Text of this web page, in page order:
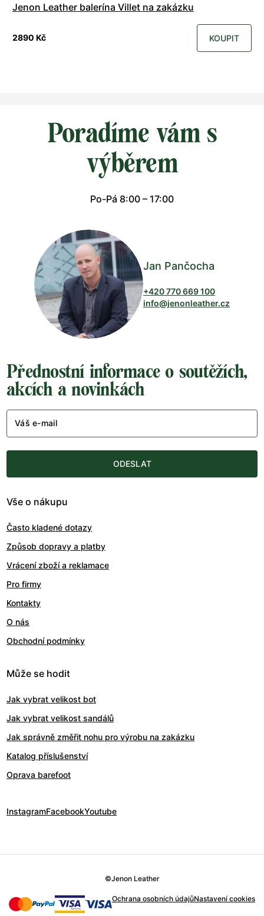
Jenon Leather balerína Villet na zakázku
2890 Kč KOUPIT
Poradíme vám s
výběrem
Po-Pá 8:00 – 17:00
Jan Pančocha
+420 770 669 100
info@jenonleather.cz
Přednostní informace o soutěžích,
akcích a novinkách
Váš e-mail
ODESLAT
Vše o nákupu
Často kladené dotazy
Způsob dopravy a platby
Vrácení zboží a reklamace
Pro firmy
Kontakty
O nás
Obchodní podmínky
Může se hodit
Jak vybrat velikost bot
Jak vybrat velikost sandálů
Jak správně změřit nohu pro výrobu na zakázku
Katalog příslušenství
Oprava barefoot
InstagramFacebookYoutube
©Jenon Leather
Ochrana osobních údajůNastavení cookies